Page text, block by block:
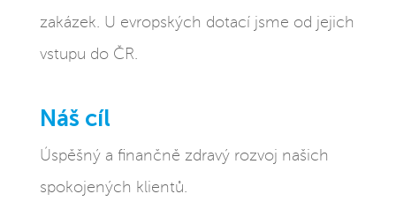
zakázek. U evropských dotací jsme od jejich
vstupu do ČR.
Náš cíl
Úspěšný a finančně zdravý rozvoj našich
spokojených klientů.